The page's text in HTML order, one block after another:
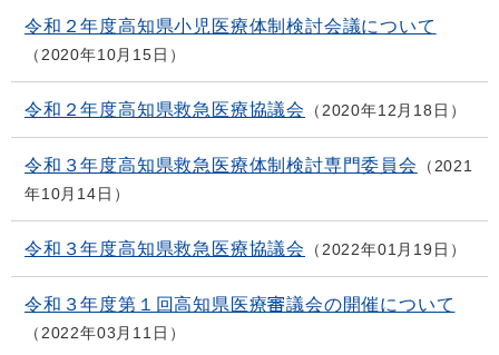
令和２年度高知県小児医療体制検討会議について
2020年10月15日
令和２年度高知県救急医療協議会 2020年12月18日
令和３年度高知県救急医療体制検討専門委員会
2021
年10月14日
令和３年度高知県救急医療協議会 2022年01月19日
令和３年度第１回高知県医療審議会の開催について
2022年03月11日